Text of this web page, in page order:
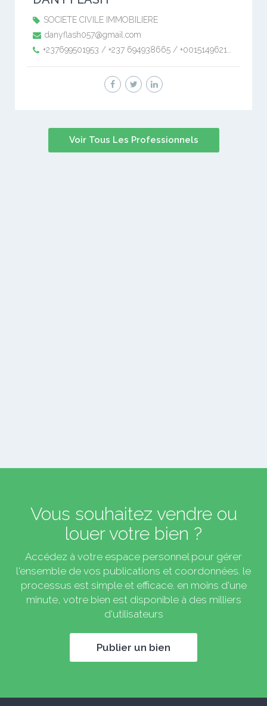
SOCIETE CIVILE IMMOBILIERE
danyflash057@gmail.com
+237699501953 / +237 694938665 / +0015149621690 / +0033604532540
Voir Tous Les Professionnels
Vous souhaitez vendre ou
louer votre bien ?
Accédez à votre espace personnel pour gérer
l'ensemble de vos publications et coordonnées. le
processus est simple et efficace. en moins d'une
minute, votre bien est disponible à des milliers
d'utilisateurs
Publier un bien